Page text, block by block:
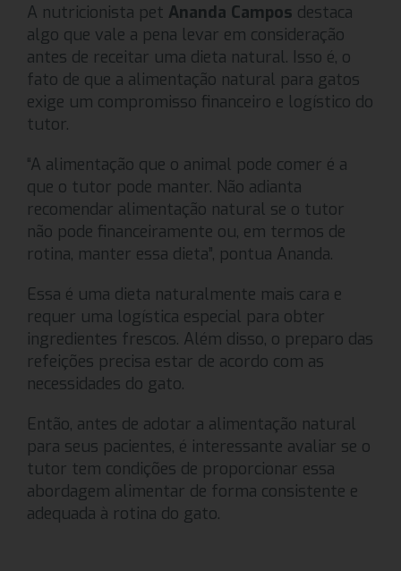
A nutricionista pet Ananda Campos destaca
algo que vale a pena levar em consideração
antes de receitar uma dieta natural. Isso é, o
fato de que a alimentação natural para gatos
exige um compromisso financeiro e logístico do
tutor.
“A alimentação que o animal pode comer é a
que o tutor pode manter. Não adianta
recomendar alimentação natural se o tutor
não pode financeiramente ou, em termos de
rotina, manter essa dieta”, pontua Ananda.
Essa é uma dieta naturalmente mais cara e
requer uma logística especial para obter
ingredientes frescos. Além disso, o preparo das
refeições precisa estar de acordo com as
necessidades do gato.
Então, antes de adotar a alimentação natural
para seus pacientes, é interessante avaliar se o
tutor tem condições de proporcionar essa
abordagem alimentar de forma consistente e
adequada à rotina do gato.